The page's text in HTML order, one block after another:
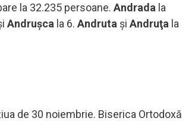
la 32.235 persoane. Andrada la
Andruşca la 6. Andruta şi Andruţa la
de 30 noiembrie. Biserica Ortodoxă